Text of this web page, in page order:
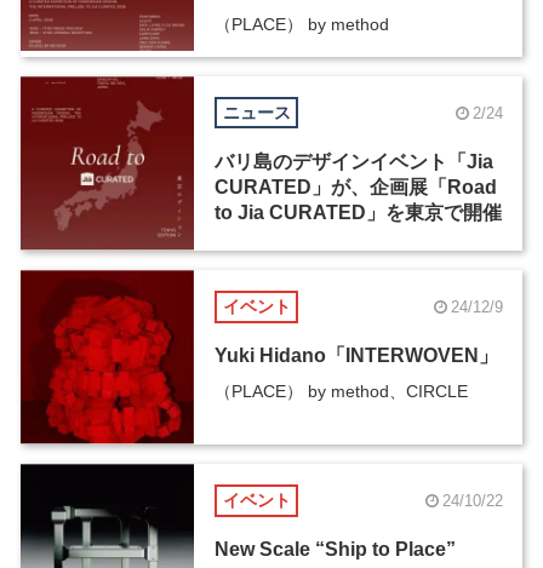
（PLACE） by method
ニュース 2/24
バリ島のデザインイベント「Jia
CURATED」が、企画展「Road
to Jia CURATED」を東京で開催
イベント 24/12/9
Yuki Hidano「INTERWOVEN」
（PLACE） by method、CIRCLE
イベント 24/10/22
New Scale “Ship to Place”